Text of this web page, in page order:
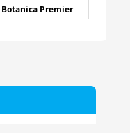
Botanica Premier